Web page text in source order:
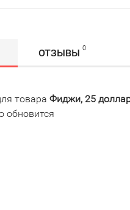
ОТЗЫВЫ 0
товара Фиджи, 25
обновится